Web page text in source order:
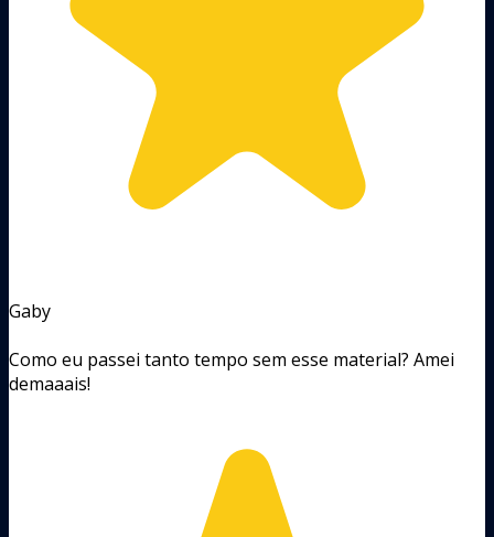
Gaby
Como eu passei tanto tempo sem esse material? Amei
demaaais!